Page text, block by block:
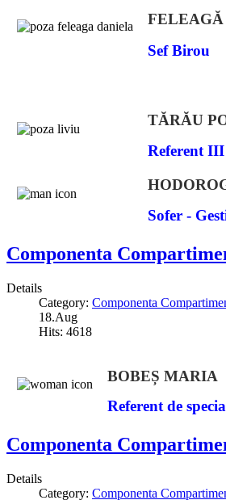
Sef Birou
TĂRĂU
Referent
Sofer -
Componenta
Details
Category: Componenta
18.Aug
Hits: 4618
BOBEȘ MARIA
Referent de
Componenta
Details
Category: Componenta